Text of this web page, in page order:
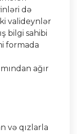
də
valideynlər
bilgi sahibi
formada
ağır
və qızlarla